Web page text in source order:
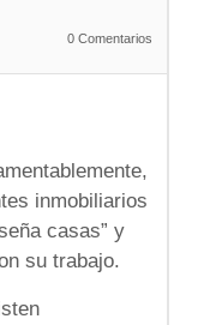
0 Comentarios
inmobiliarios
casas” y
su trabajo.